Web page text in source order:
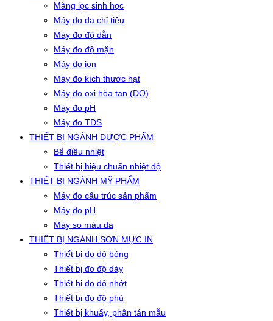
Màng lọc sinh học
Máy đo đa chỉ tiêu
Máy đo độ dẫn
Máy đo độ mặn
Máy đo ion
Máy đo kích thước hạt
Máy đo oxi hòa tan (DO)
Máy đo pH
Máy đo TDS
THIẾT BỊ NGÀNH DƯỢC PHẨM
Bể điều nhiệt
Thiết bị hiệu chuẩn nhiệt độ
THIẾT BỊ NGÀNH MỸ PHẨM
Máy đo cấu trúc sản phẩm
Máy đo pH
Máy so màu da
THIẾT BỊ NGÀNH SƠN MỰC IN
Thiết bị đo độ bóng
Thiết bị đo độ dày
Thiết bị đo độ nhớt
Thiết bị đo độ phủ
Thiết bị khuấy, phân tán mẫu